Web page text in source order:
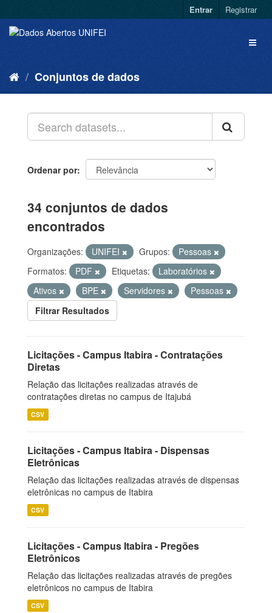
Entrar Registrar
Conjuntos de dados
Ordenar por
34 conjuntos de dados
encontrados
Organizações: UNIFEI Grupos:
Pessoas
Formatos:
PDF Etiquetas:
Laboratórios
Ativos
BPE Servidores
Pessoas
Filtrar Resultados
Licitações - Campus Itabira - Contratações
Diretas
Relação das licitações realizadas através de
contratações diretas no campus de Itajubá
CSV
Licitações - Campus Itabira - Dispensas
Eletrônicas
Relação das licitações realizadas através de dispensas
eletrônicas no campus de Itabira
CSV
Licitações - Campus Itabira - Pregões
Eletrônicos
Relação das licitações realizadas através de pregões
eletrônicos no campus de Itabira
CSV